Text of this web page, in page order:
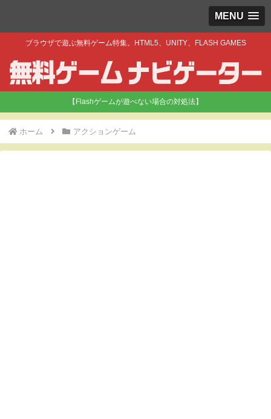
MENU
ブラウザで遊ぶ無料ゲーム特集。HTML5、UNITY、FLASH GAMES
【Flashゲームが遊べない場合の対処法】
ホーム アクションゲーム